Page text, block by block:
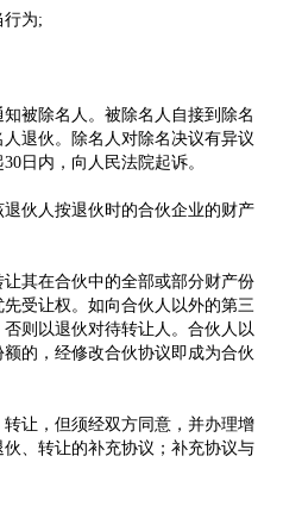
为;
被除名人。被除名人自接到除名
退伙。除名人对除名决议有异议
日内，向人民法院起诉。
伙人按退伙时的合伙企业的财产
其在合伙中的全部或部分财产份
受让权。如向合伙人以外的第三
则以退伙对待转让人。合伙人以
的，经修改合伙协议即成为合伙
让，但须经双方同意，并办理增
、转让的补充协议；补充协议与